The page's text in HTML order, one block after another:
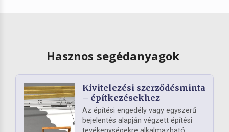
Hasznos segédanyagok
Kivitelezési szerződésminta
– építkezésekhez
Az építési engedély vagy egyszerű
bejelentés alapján végzett építési